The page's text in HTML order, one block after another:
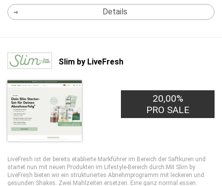
Details
Slim by LiveFresh
20,00%
PRO SALE
LiveFresh ist der bereits etablierte Markführer im Bereich der Saftkuren und
startet nun mit neuen Produkten im Lifestyle-Bereich durch:Mit Slim by
LiveFresh bieten wir ein strukturiertes Abnehmprogramm mit leckeren und
gesunden Shakes. Zwei Mahlzeiten ersetzen. Eine ganz normal essen.